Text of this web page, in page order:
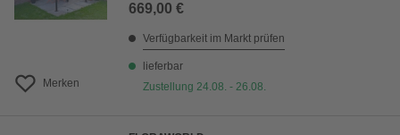
Merken
669,00 €
Verfügbarkeit im Markt prüfen
lieferbar
Zustellung 24.08. - 26.08.